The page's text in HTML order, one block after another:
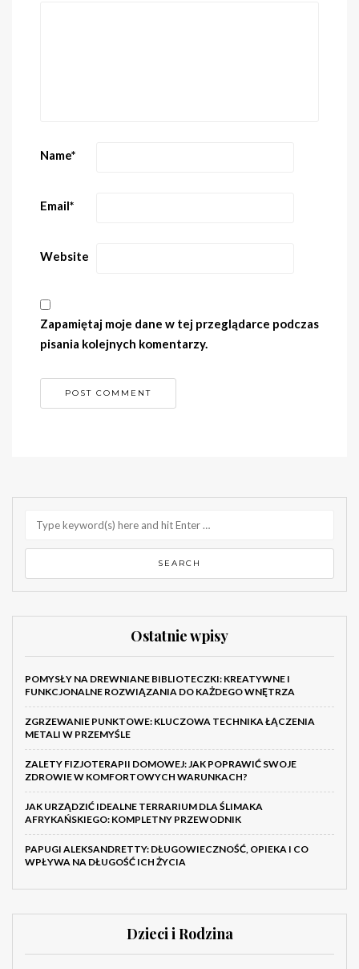
Name*
Email*
Website
Zapamiętaj moje dane w tej przeglądarce podczas
pisania kolejnych komentarzy.
Ostatnie wpisy
POMYSŁY NA DREWNIANE BIBLIOTECZKI: KREATYWNE I
FUNKCJONALNE ROZWIĄZANIA DO KAŻDEGO WNĘTRZA
ZGRZEWANIE PUNKTOWE: KLUCZOWA TECHNIKA ŁĄCZENIA
METALI W PRZEMYŚLE
ZALETY FIZJOTERAPII DOMOWEJ: JAK POPRAWIĆ SWOJE
ZDROWIE W KOMFORTOWYCH WARUNKACH?
JAK URZĄDZIĆ IDEALNE TERRARIUM DLA ŚLIMAKA
AFRYKAŃSKIEGO: KOMPLETNY PRZEWODNIK
PAPUGI ALEKSANDRETTY: DŁUGOWIECZNOŚĆ, OPIEKA I CO
WPŁYWA NA DŁUGOŚĆ ICH ŻYCIA
Dzieci i Rodzina